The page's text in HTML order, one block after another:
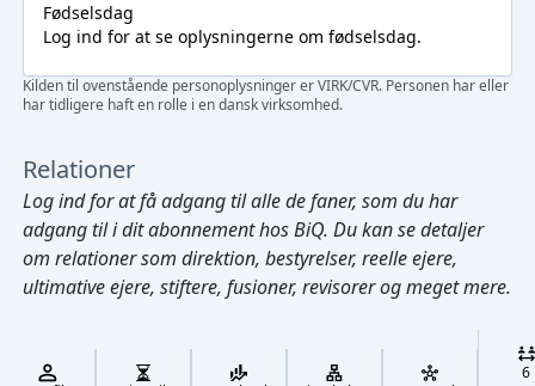
Cmd/Ctrl + K
Fødselsdag
Log ind for at se oplysningerne om fødselsdag.
Kilden til ovenstående personoplysninger er VIRK/CVR. Personen har eller
har tidligere haft en rolle i en dansk virksomhed.
Relationer
Log indfor at få adgang til alle de faner, som du har
adgang til i dit abonnement hos BiQ. Du kan se detaljer
om relationer som direktion, bestyrelser, reelle ejere,
ultimative ejere, stiftere, fusioner, revisorer og meget mere.
6